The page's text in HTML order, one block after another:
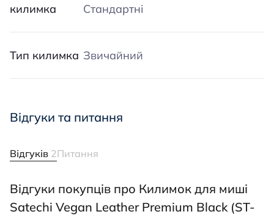
килимка
Стандартні
Тип килимка Звичайний
Відгуки та питання
Відгуків 2Питання
Відгуки покупців про Килимок для миші
Satechi Vegan Leather Premium Black (ST-